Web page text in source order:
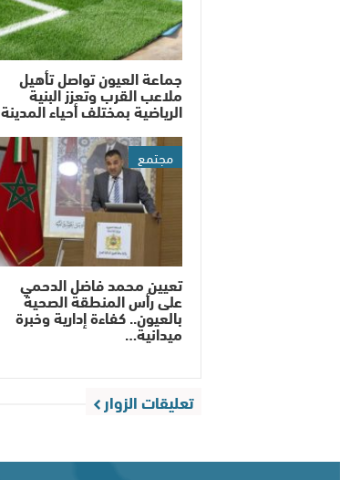
جماعة العيون تواصل تأهيل
ملاعب القرب وتعزز البنية
الرياضية بمختلف أحياء المدينة
مجتمع
تعيين محمد فاضل الدحمي
على رأس المنطقة الصحية
بالعيون.. كفاءة إدارية وخبرة
ميدانية…
تعليقات الزوار